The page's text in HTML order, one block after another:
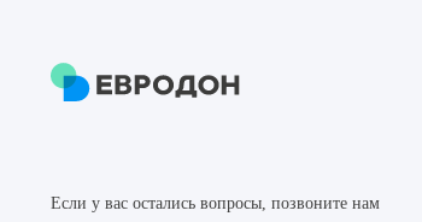
Если у вас остались вопросы, позвоните нам